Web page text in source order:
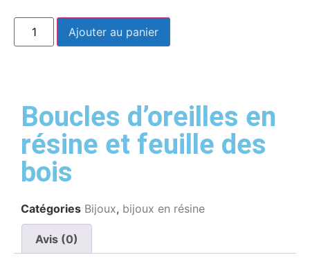
Ajouter au panier
Boucles d’oreilles en
résine et feuille des
bois
Catégories Bijoux, bijoux en résine
Avis (0)